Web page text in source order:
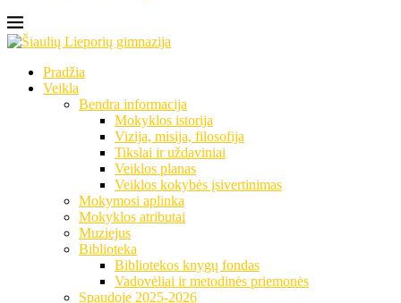
Pradžia
Veikla
Bendra informacija
Mokyklos istorija
Vizija, misija, filosofija
Tikslai ir uždaviniai
Veiklos planas
Veiklos kokybės įsivertinimas
Mokymosi aplinka
Mokyklos atributai
Muziejus
Biblioteka
Bibliotekos knygų fondas
Vadovėliai ir metodinės priemonės
Spaudoje 2025-2026